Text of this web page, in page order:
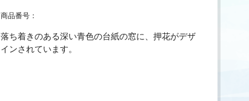
商品番号：
落ち着きのある深い青色の台紙の窓に、押花がデザ
インされています。